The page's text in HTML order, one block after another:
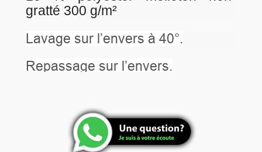
gratté 300 g/m²
Lavage sur l’envers à 40°.
Repassage sur l’envers.